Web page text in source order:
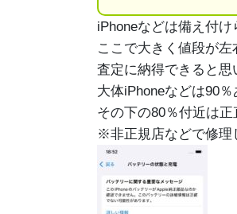
iPhoneなどは備え付
ここで大きく値段が
査定に納得できると思
大体iPhoneなどは90
その下の80％付近は正
※非正規店などで修理